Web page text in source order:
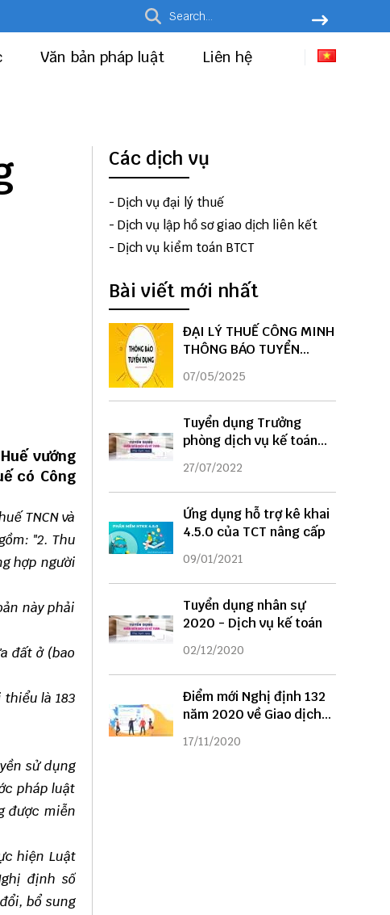
Văn bản pháp luật Liên hệ
vướng
có Công
TNCN và
"2. Thu
hợp người
này phải
đất ở (bao
là 183
sử dụng
pháp luật
được miễn
hiện Luật
định số
bổ sung
Các dịch vụ
- Dịch vụ đại lý thuế
- Dịch vụ lập hồ sơ giao dịch liên kết
- Dịch vụ kiểm toán BTCT
Bài viết mới nhất
ĐẠI LÝ THUẾ CÔNG MINH
THÔNG BÁO TUYỂN
DỤNG
07/05/2025
Tuyển dụng Trưởng
phòng dịch vụ kế toán
năm 2022
27/07/2022
Ứng dụng hỗ trợ kê khai
4.5.0 của TCT nâng cấp
09/01/2021
Tuyển dụng nhân sự
2020 - Dịch vụ kế toán
02/12/2020
Điểm mới Nghị định 132
năm 2020 về Giao dịch
liên kết
17/11/2020